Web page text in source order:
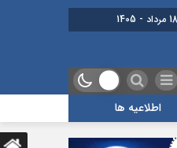
اطلاعیه ها
گزارشی از آخرین جلسه بخش گمرک ، بیمه